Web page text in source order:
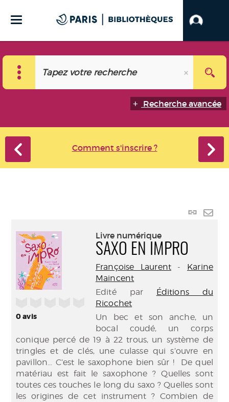
Recherche avancée
Comment s'inscrire ?
Lien
0avis
Livre numérique
SAXO EN IMPRO
Françoise Laurent - Karine
Maincent
Edité par Éditions du
Ricochet
Un bec et son anche, un
bocal coudé, un corps
conique percé de 19 à 22 trous, un système de
tringles et de clés, une culasse qui s’ouvre en
pavillon… C’est le saxophone bien sûr ! De quel
matériau est fait le saxophone ? Quelles sont
toutes ces touches le long du saxo ? Quelles sont
les origines de cet instrument ? Combien de